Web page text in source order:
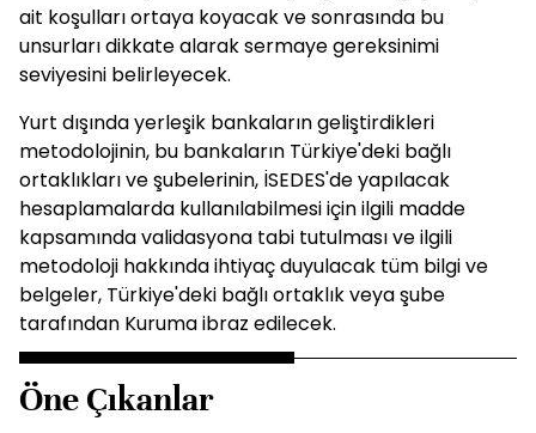
ait koşulları ortaya koyacak ve sonrasında bu
unsurları dikkate alarak sermaye gereksinimi
seviyesini belirleyecek.
Yurt dışında yerleşik bankaların geliştirdikleri
metodolojinin, bu bankaların Türkiye'deki bağlı
ortaklıkları ve şubelerinin, İSEDES'de yapılacak
hesaplamalarda kullanılabilmesi için ilgili madde
kapsamında validasyona tabi tutulması ve ilgili
metodoloji hakkında ihtiyaç duyulacak tüm bilgi ve
belgeler, Türkiye'deki bağlı ortaklık veya şube
tarafından Kuruma ibraz edilecek.
Öne Çıkanlar